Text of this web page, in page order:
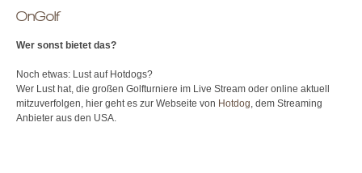
OnGolf
Wer sonst bietet das?
Noch etwas: Lust auf Hotdogs?
Wer Lust hat, die großen Golfturniere im Live Stream oder online aktuell
mitzuverfolgen, hier geht es zur Webseite von Hotdog , dem Streaming
Anbieter aus den USA.